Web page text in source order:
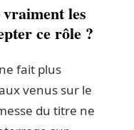
les
ce rôle ?
ne fait plus
venus sur le
du titre ne